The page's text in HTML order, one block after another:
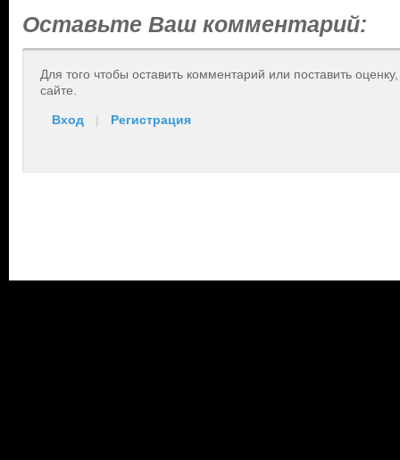
Оставьте Ваш комментарий:
Для того чтобы оставить комментарий или поставить
сайте.
Вход | Регистрация